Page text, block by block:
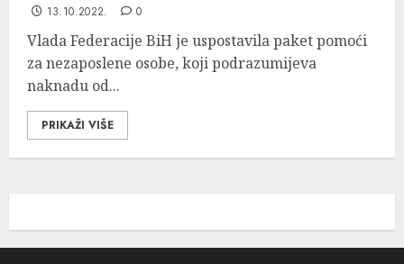
13.10.2022. 0
Vlada Federacije BiH je uspostavila paket pomoći
za nezaposlene osobe, koji podrazumijeva
naknadu od...
PRIKAŽI VIŠE